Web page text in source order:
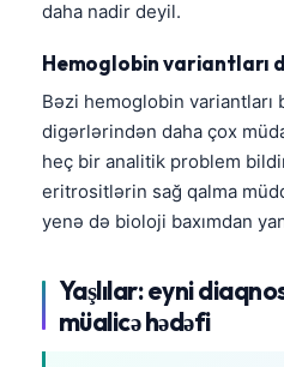
daha nadir deyil.
Hemoglobin variantları
Bəzi hemoglobin variantları
digərlərindən daha çox
heç bir analitik problem
eritrositlərin sağ qalma
yenə də bioloji baxımdan
Yaşlılar: eyni
müalicə hədəfi
Cebuano
Кыргызча
Татар теле
Беларуская мова
Esperanto
Frysk
Ślōnskŏ gŏdka